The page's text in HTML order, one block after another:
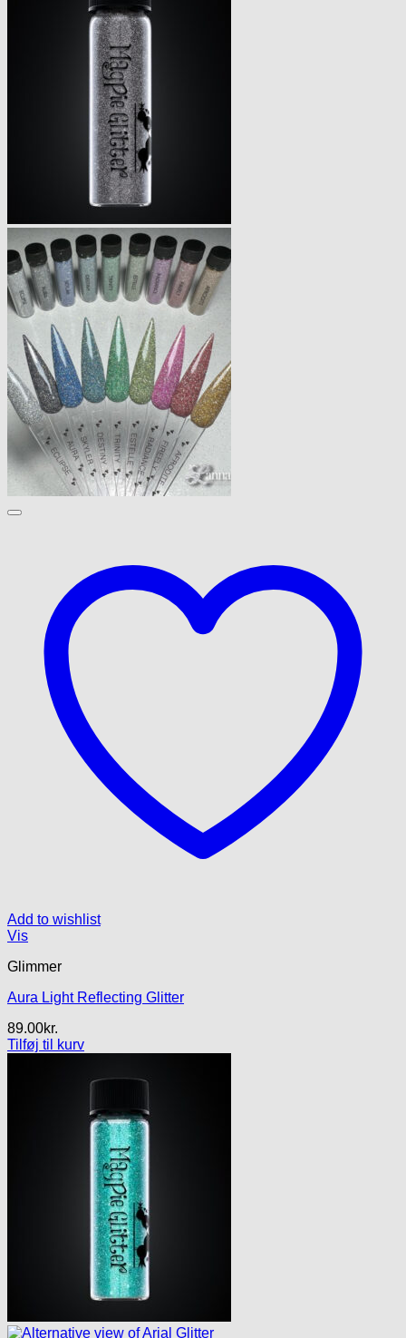
Add to wishlist
Vis
Glimmer
Aura Light Reflecting Glitter
89.00kr.
Tilføj til kurv